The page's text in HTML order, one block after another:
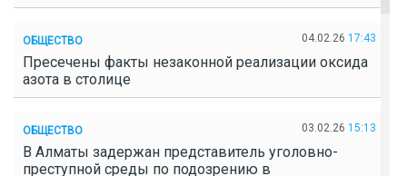
ОБЩЕСТВО 04.02.26 17:43
Пресечены факты незаконной реализации оксида
азота в столице
ОБЩЕСТВО 03.02.26 15:13
В Алматы задержан представитель уголовно-
преступной среды по подозрению в